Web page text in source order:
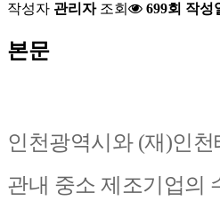
작성자 관리자 조회 699회 작성
본문
인천광역시와 (재)인
관내 중소 제조기업의